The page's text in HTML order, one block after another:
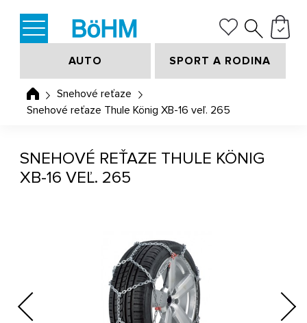
AUTO SPORT A RODINA
Snehové reťaze
Snehové reťaze Thule König XB-16 veľ. 265
Previous Next
SNEHOVÉ REŤAZE THULE KÖNIG
XB-16 VEĽ. 265